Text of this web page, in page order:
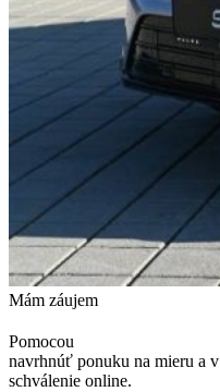
Mám záujem
Pomocou
navrhnúť ponuku na mieru a
schválenie online.